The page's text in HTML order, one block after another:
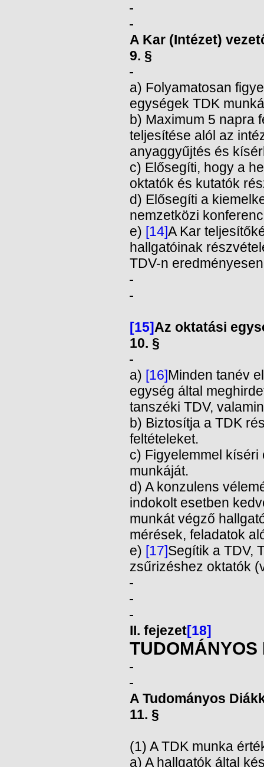
A Kar (Intézet)
9. §
a) Folyamatosan
egységek TDK
b) Maximum 5 napra
teljesítése alól az
anyaggyűjtés és
c) Elősegíti, hogy a
oktatók és kutatók
d) Elősegíti a
nemzetközi
e) [14]A Kar
hallgatóinak
TDV-n
[15]Az oktatási
10. §
a) [16]Minden tanév
egység által
tanszéki TDV,
b) Biztosítja a TDK
feltételeket.
c) Figyelemmel
munkáját.
d) A konzulens
indokolt esetben
munkát végző
mérések, feladatok
e) [17]Segítik a TDV,
zsűrizéshez oktatók
II. fejezet[18]
A Tudományos
11. §
(1) A TDK munka
a) A hallgatók által